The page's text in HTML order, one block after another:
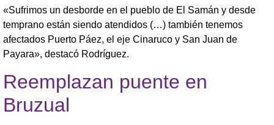
«Sufrimos un desborde en el pueblo de El Samán y desde
temprano están siendo atendidos (…) también tenemos
afectados Puerto Páez, el eje Cinaruco y San Juan de
Payara», destacó Rodríguez.
Reemplazan puente en
Bruzual